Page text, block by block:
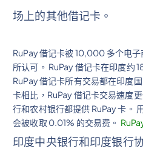
场上的其他借记卡。
RuPay 借记卡被 10,000 多个电
所认可。 RuPay 借记卡在印度约
RuPay 借记卡所有交易都在印度
卡相比，RuPay 借记卡交易速度
行和农村银行都提供 RuPay 卡。
会被收取 0.01% 的交易费。
印度中央银行和印度银行